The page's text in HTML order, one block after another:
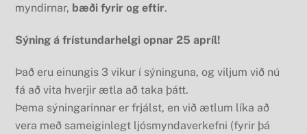
myndirnar, bæði fyrir og eftir.
Sýning á frístundarhelgi opnar 25 apríl!
Það eru einungis 3 vikur í sýninguna, og viljum við nú
fá að vita hverjir ætla að taka þátt.
Þema sýningarinnar er frjálst, en við ætlum líka að
vera með sameiginlegt ljósmyndaverkefni (fyrir þá